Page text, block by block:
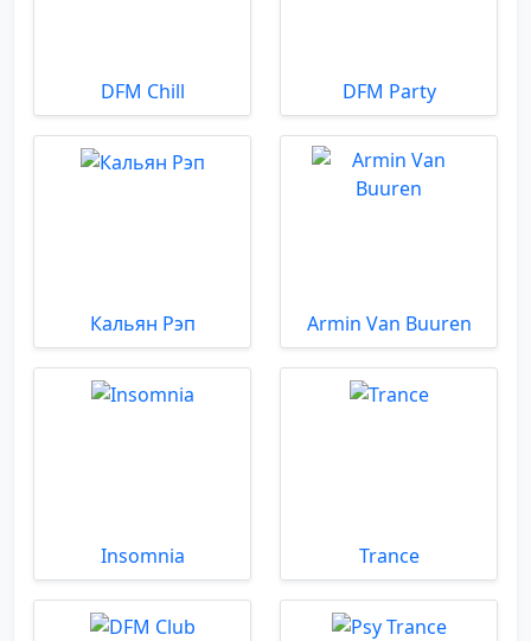
DFM Chill DFM Party
Кальян Рэп Armin Van Buuren
Insomnia Trance